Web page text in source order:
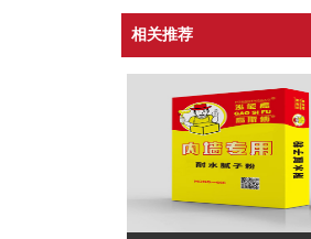
相关推荐